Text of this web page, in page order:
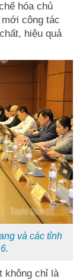
hóa chủ
công tác
hiệu quả
và các tỉnh
không chỉ là